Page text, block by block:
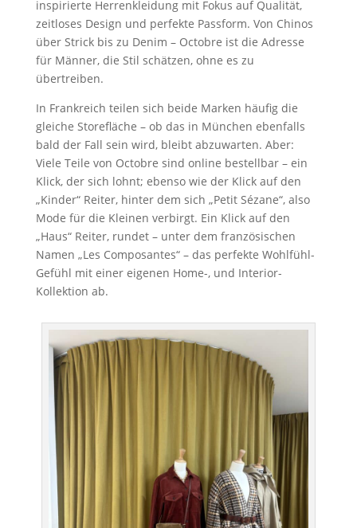
inspirierte Herrenkleidung mit Fokus auf Qualität,
zeitloses Design und perfekte Passform. Von Chinos
über Strick bis zu Denim – Octobre ist die Adresse
für Männer, die Stil schätzen, ohne es zu
übertreiben.
In Frankreich teilen sich beide Marken häufig die
gleiche Storefläche – ob das in München ebenfalls
bald der Fall sein wird, bleibt abzuwarten. Aber:
Viele Teile von Octobre sind online bestellbar – ein
Klick, der sich lohnt; ebenso wie der Klick auf den
„Kinder“ Reiter, hinter dem sich „Petit Sézane“, also
Mode für die Kleinen verbirgt. Ein Klick auf den
„Haus“ Reiter, rundet – unter dem französischen
Namen „Les Composantes“ – das perfekte Wohlfühl-
Gefühl mit einer eigenen Home-, und Interior-
Kollektion ab.